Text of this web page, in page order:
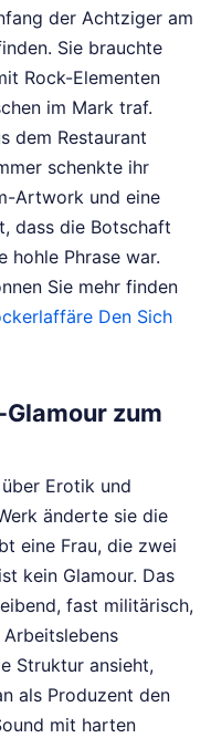
der Achtziger am
Sie brauchte
Rock-Elementen
im Mark traf.
dem Restaurant
schenkte ihr
Artwork und eine
dass die Botschaft
hohle Phrase war.
Sie mehr finden
Den Sich
zum
Erotik und
änderte sie die
eine Frau, die zwei
kein Glamour. Das
fast militärisch,
Struktur ansieht,
als Produzent den
mit harten